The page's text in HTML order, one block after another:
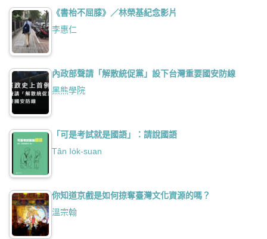
《書枱不屈膝》／林榮基紀念影片
李惠仁
內政部聲請「解散統促黨」設下台灣重要國安防線
黑熊學院
「可是考試就是國語」：請說國語
Tân Io̍k-suan
你知道京戲是如何掠奪臺灣文化資源的嗎？
溫宗翰